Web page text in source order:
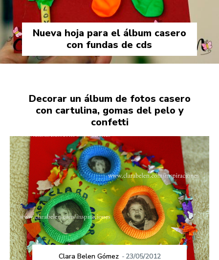
Nueva hoja para el álbum casero
con fundas de cds
Decorar un álbum de fotos casero
con cartulina, gomas del pelo y
confetti
Clara Belen Gómez - 23/05/2012